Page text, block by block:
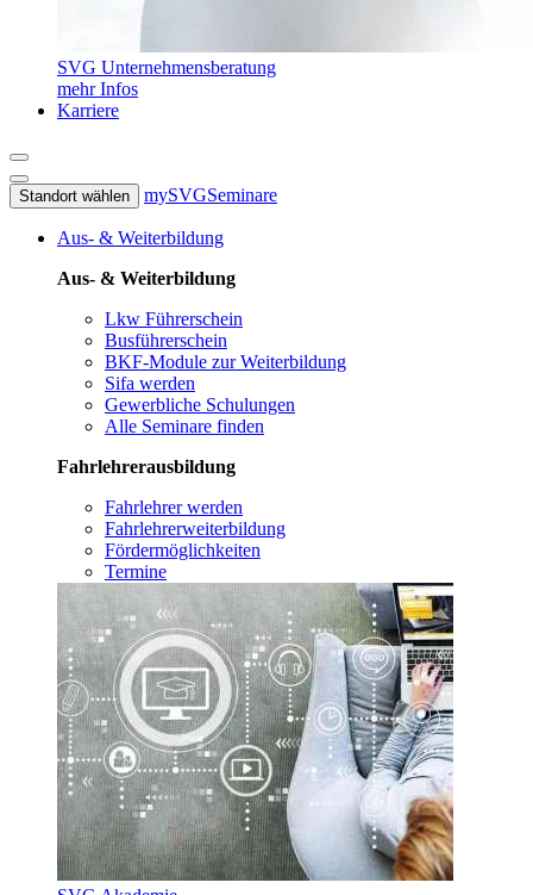
SVG Unternehmensberatung
mehr Infos
Karriere
Standort wählen mySVGSeminare
Aus- & Weiterbildung
Aus- & Weiterbildung
Lkw Führerschein
Busführerschein
BKF-Module zur Weiterbildung
Sifa werden
Gewerbliche Schulungen
Alle Seminare finden
Fahrlehrerausbildung
Fahrlehrer werden
Fahrlehrerweiterbildung
Fördermöglichkeiten
Termine